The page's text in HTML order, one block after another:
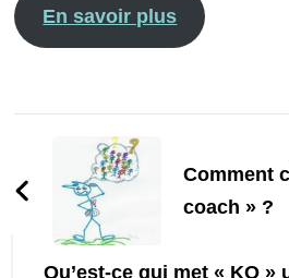
En savoir plus
Navigation
d'article
Comment
coach » ?
Qu’est-ce qui met « KO »